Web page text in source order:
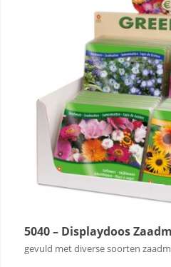
5040 – Displaydoos
gevuld met diverse soorten